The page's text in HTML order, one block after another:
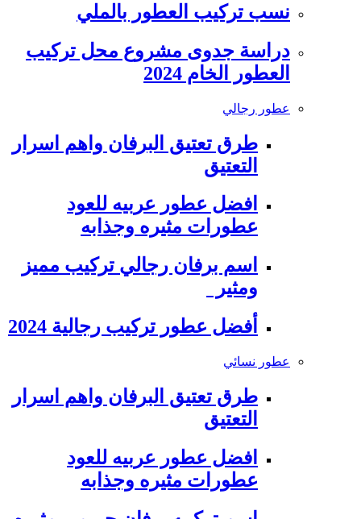
نسب تركيب العطور بالملي
دراسة جدوى مشروع محل تركيب
العطور الخام 2024
عطور رجالي
طرق تعتيق البرفان واهم اسرار
التعتيق
افضل عطور عربيه للعود
عطورات مثيره وجذابه
اسم برفان رجالي تركيب مميز
ومثير
أفضل عطور تركيب رجالية 2024
عطور نسائي
طرق تعتيق البرفان واهم اسرار
التعتيق
افضل عطور عربيه للعود
عطورات مثيره وجذابه